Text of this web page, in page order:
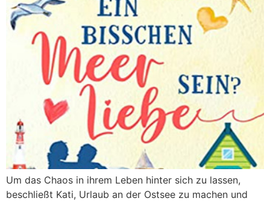
Um das Chaos in ihrem Leben hinter sich zu lassen,
beschließt Kati, Urlaub an der Ostsee zu machen und